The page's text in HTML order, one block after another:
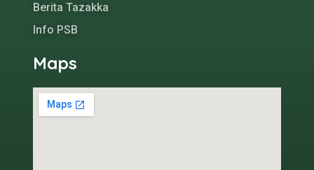
Berita Tazakka
Info PSB
Maps